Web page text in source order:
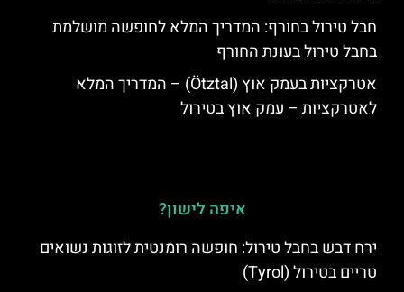
חבל טירול בחורף: המדריך המלא לחופשה מושלמת
בחבל טירול בעונת החורף
אטרקציות בעמק אוץ (Ötztal) – המדריך המלא
לאטרקציות – עמק אוץ בטירול
איפה לישון?
ירח דבש בחבל טירול: חופשה רומנטית לזוגות נשואים
טריים בטירול (Tyrol)